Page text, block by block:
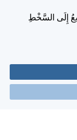
إِلَى السَّخْطِ